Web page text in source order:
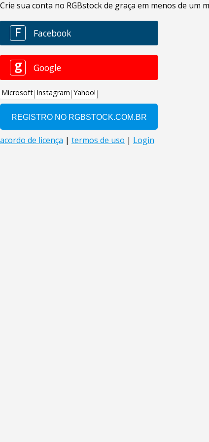
Crie sua conta no RGBstock de graça em menos de
F Facebook
g Google
Microsoft Instagram Yahoo!
acordo de licença | termos de uso | Login